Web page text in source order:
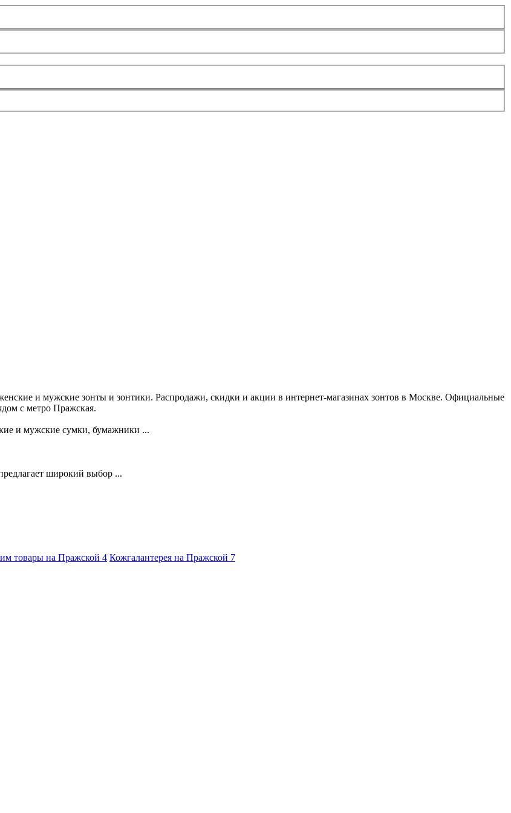
и мужские зонты и зонтики. Распродажи, скидки и акции в интернет-магазинах зонтов в Москве. Официальные
с метро Пражская.
и мужские сумки, бумажники ...
широкий выбор ...
товары на Пражской 4 Кожгалантерея на Пражской 7